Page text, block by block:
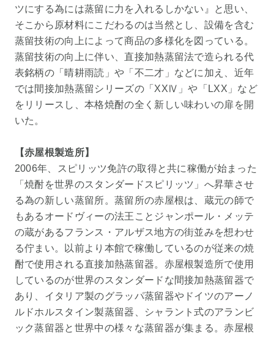
ツにする為には蒸留に力を入れるしかない』と思い、
そこから原材料にこだわるのは当然とし、設備を含む
蒸留技術の向上によって商品の多様化を図っている。
蒸留技術の向上に伴い、直接加熱蒸留法で造られる代
表銘柄の「晴耕雨読」や「不二才」などに加え、近年
では間接加熱蒸留シリーズの「XXⅣ」や「LXX」など
をリリースし、本格焼酎の全く新しい味わいの扉を開
いた。
【赤屋根製造所】
2006年、スピリッツ免許の取得と共に稼働が始まった
「焼酎を世界のスタンダードスピリッツ」へ昇華させ
る為の新しい蒸留所。蒸留所の赤屋根は、蔵元の師で
もあるオードヴィーの法王ことジャンポール・メッテ
の蔵があるフランス・アルザス地方の街並みを想わせ
る佇まい。以前より本館で稼働しているのが従来の焼
酎で使用される直接加熱蒸留器。赤屋根製造所で使用
しているのが世界のスタンダードな間接加熱蒸留器で
あり、イタリア製のグラッパ蒸留器やドイツのアーノ
ルドホルスタイン製蒸留器、シャラント式のアランビ
ック蒸留器と世界中の様々な蒸留器が集まる。赤屋根